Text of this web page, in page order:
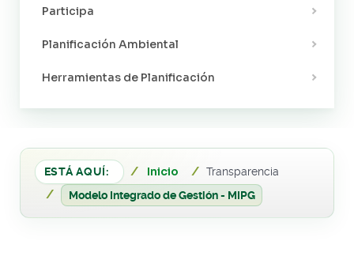
Participa
Planificación Ambiental
Herramientas de Planificación
ESTÁ AQUÍ: Inicio
Transparencia
Modelo Integrado de Gestión - MIPG